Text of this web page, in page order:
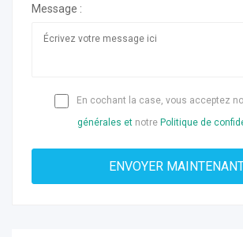
Message :
En cochant la case, vous acceptez
générales et notre Politique de